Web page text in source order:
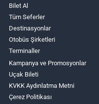
Bilet Al
Tüm Seferler
Destinasyonlar
Otobüs Şirketleri
Terminaller
Kampanya ve Promosyonlar
Uçak Bileti
KVKK Aydınlatma Metni
Çerez Politikası